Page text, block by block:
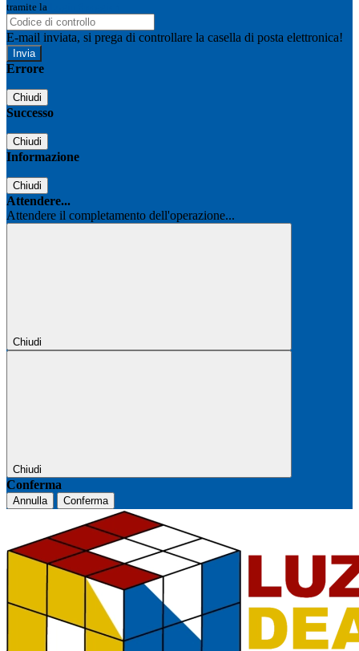
tramite la
E-mail inviata, si prega di controllare la casella di posta elettronica!
Errore
Chiudi
Successo
Chiudi
Informazione
Chiudi
Attendere...
Attendere il completamento dell'operazione...
Chiudi
Chiudi
Conferma
Annulla Conferma